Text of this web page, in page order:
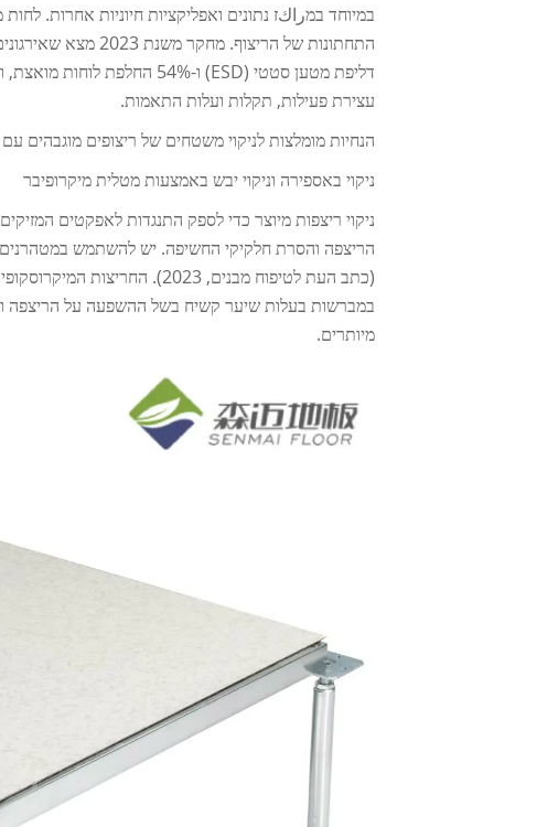
במיוחד במراكז נתונים ואפליקציות חיוניות אחרות.
עצירת פעילות, תקלות ועלות התאמות.
הנחיות מומלצות לניקוי משטחים של ריצופים מוגבהים עם HPL
ניקוי באספירה וניקוי יבש באמצעות מטלית מיקרופיבר
ניקוי ריצפות מיוצר כדי לספק התנגדות לאפקטים
הריצפה והסרת חלקיקי החשיפה. יש להשתמש במטהרנים
(כתב העת לטיפוח מבנים,
במברשות בעלות שיער קשיח בשל ההשפעה על הריצפה
מיותרים.